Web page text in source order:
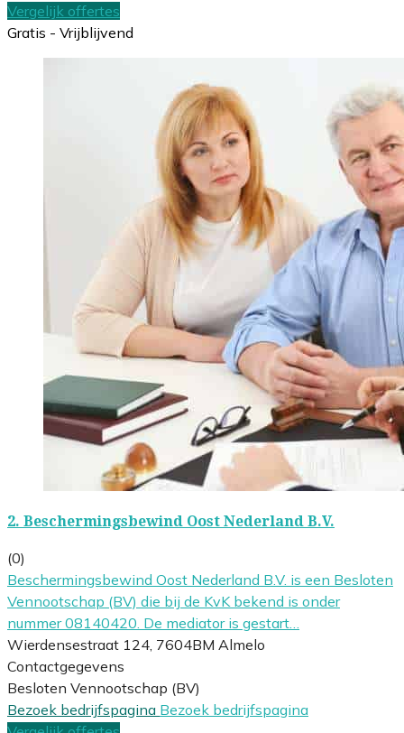
Vergelijk offertes
Gratis - Vrijblijvend
2. Beschermingsbewind Oost Nederland B.V.
(0)
Beschermingsbewind Oost Nederland B.V. is een Besloten
Vennootschap (BV) die bij de KvK bekend is onder
nummer 08140420. De mediator is gestart…
Wierdensestraat 124, 7604BM Almelo
Contactgegevens
Besloten Vennootschap (BV)
Bezoek bedrijfspagina Bezoek bedrijfspagina